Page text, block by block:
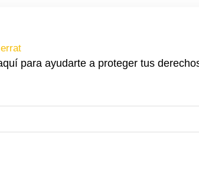
para ayudarte a proteger tus